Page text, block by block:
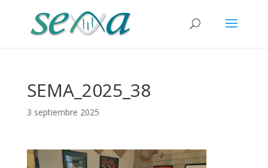
SEMA_2025_38
3 septiembre 2025